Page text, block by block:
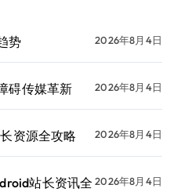
势 2026年8月4日
碍传媒革新 2026年8月4日
资源全攻略 2026年8月4日
站长资讯全 2026年8月4日